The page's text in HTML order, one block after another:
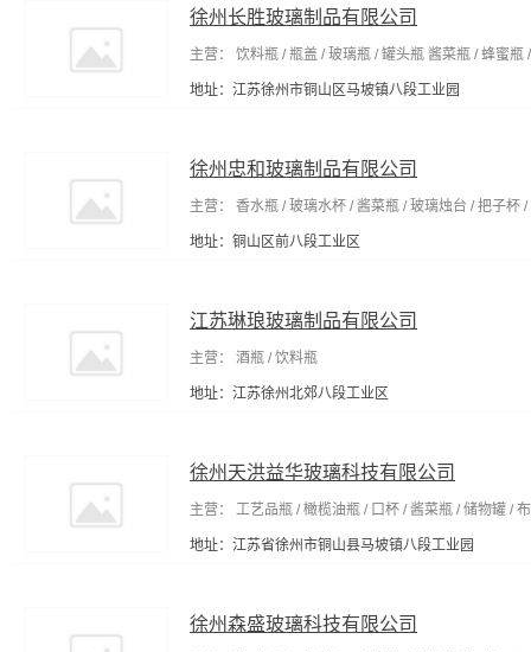
徐州长胜玻璃制品有限公司
主营： 饮料瓶 / 瓶盖 / 玻璃瓶 / 罐头瓶 酱菜瓶 / 蜂蜜瓶
地址：江苏徐州市铜山区马坡镇八段工业园
徐州忠和玻璃制品有限公司
主营： 香水瓶 / 玻璃水杯 / 酱菜瓶 / 玻璃烛台 / 把子杯
地址：铜山区前八段工业区
江苏琳琅玻璃制品有限公司
主营： 酒瓶 / 饮料瓶
地址：江苏徐州北郊八段工业区
徐州天洪益华玻璃科技有限公司
主营： 工艺品瓶 / 橄榄油瓶 / 口杯 / 酱菜瓶 / 储物罐 /
地址：江苏省徐州市铜山县马坡镇八段工业园
徐州森盛玻璃科技有限公司